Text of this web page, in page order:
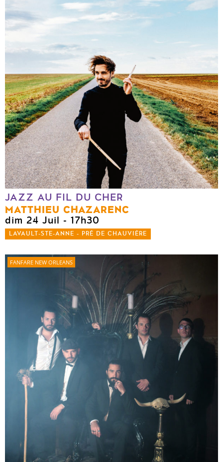
JAZZ AU FIL DU CHER
MATTHIEU CHAZARENC
dim 24 Juil - 17h30
LAVAULT-STE-ANNE - PRÉ DE CHAUVIÈRE
FANFARE NEW ORLEANS